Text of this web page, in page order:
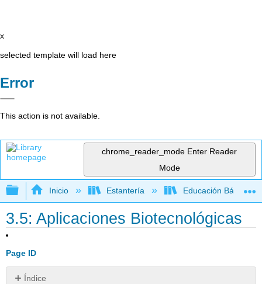
x
selected template will load here
Error
This action is not available.
chrome_reader_mode Enter Reader
Mode
Expandir/contraer jerarquía global
Inicio Estantería Educación Básica
3.5: Aplicaciones Biotecnológicas
Page ID
Índice